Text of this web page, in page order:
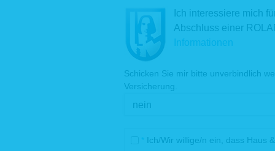
Ich interessiere mich
Abschluss einer
Informationen
Schicken Sie mir bitte unverbindlich
Versicherung.
* Ich/Wir willige/n ein, dass Haus